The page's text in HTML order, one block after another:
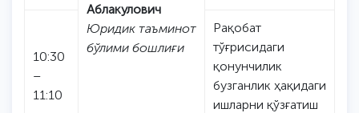
Аблакулович
Юридик таъминот
бўлими бошлиғи
10:30
–
11:10
Рақобат
тўғрисидаги
қонунчилик
бузганлик ҳақидаги
ишларни қўзғатиш